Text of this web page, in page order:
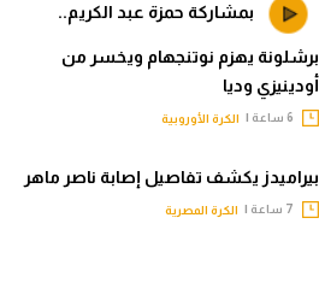
بمشاركة حمزة عبد الكريم..
برشلونة يهزم نوتنجهام ويخسر من
أودينيزي وديا
الكرة الأوروبية
بيراميدز يكشف تفاصيل إصابة ناصر ماهر
الكرة المصرية